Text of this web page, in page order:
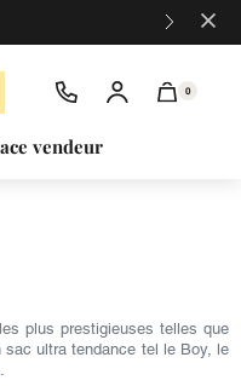
×
0
vendeur
plus prestigieuses telles que
ultra tendance tel le Boy, le